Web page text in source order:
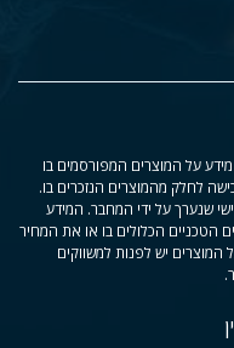
על המוצרים המפורסמים בו
לחלק מהמוצרים הנזכרים בו.
שנערך על ידי המחבר. המידע
הטכניים הכלולים בו או את המחיר
המוצרים יש לפנות למשווקים